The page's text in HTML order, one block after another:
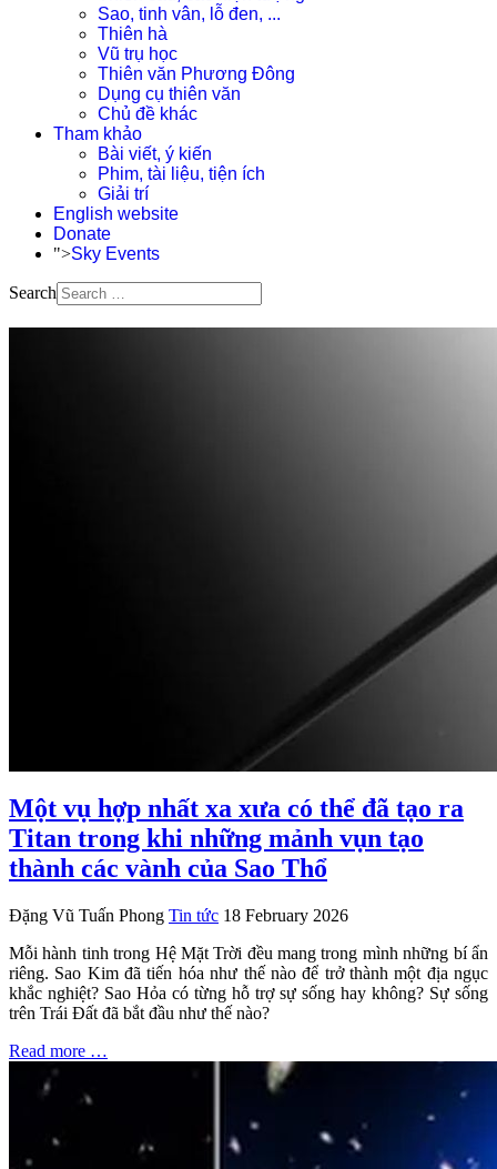
Sao, tinh vân, lỗ đen, ...
Thiên hà
Vũ trụ học
Thiên văn Phương Đông
Dụng cụ thiên văn
Chủ đề khác
Tham khảo
Bài viết, ý kiến
Phim, tài liệu, tiện ích
Giải trí
English website
Donate
">Sky Events
Search
Một vụ hợp nhất xa xưa có thể đã tạo ra
Titan trong khi những mảnh vụn tạo
thành các vành của Sao Thổ
Đặng Vũ Tuấn Phong Tin tức 18 February 2026
Mỗi hành tinh trong Hệ Mặt Trời đều mang trong mình những bí ẩn
riêng. Sao Kim đã tiến hóa như thế nào để trở thành một địa ngục
khắc nghiệt? Sao Hỏa có từng hỗ trợ sự sống hay không? Sự sống
trên Trái Đất đã bắt đầu như thế nào?
Read more …